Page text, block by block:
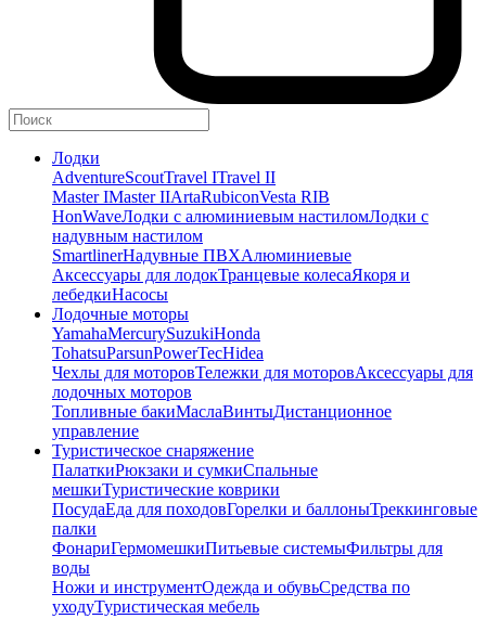
Лодки
AdventureScoutTravel ITravel II
Master IMaster IIArtaRubiconVesta RIB
HonWaveЛодки с алюминиевым настиломЛодки с
надувным настилом
SmartlinerНадувные ПВХАлюминиевые
Аксессуары для лодокТранцевые колесаЯкоря и
лебедкиНасосы
Лодочные моторы
YamahaMercurySuzukiHonda
TohatsuParsunPowerTecHidea
Чехлы для моторовТележки для моторовАксессуары для
лодочных моторов
Топливные бакиМаслаВинтыДистанционное
управление
Туристическое снаряжение
ПалаткиРюкзаки и сумкиСпальные
мешкиТуристические коврики
ПосудаЕда для походовГорелки и баллоныТреккинговые
палки
ФонариГермомешкиПитьевые системыФильтры для
воды
Ножи и инструментОдежда и обувьСредства по
уходуТуристическая мебель